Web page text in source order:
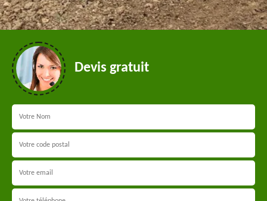
Devis gratuit